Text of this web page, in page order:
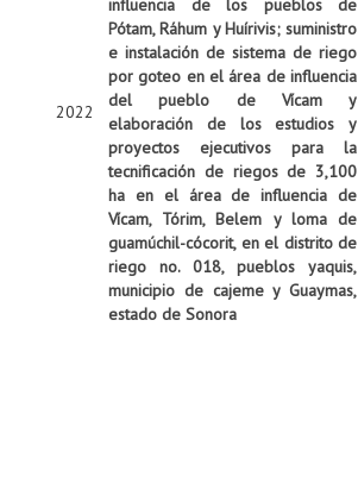
2022
influencia de los pueblos de
Pótam, Ráhum y Huírivis; suministro
e instalación de sistema de riego
por goteo en el área de influencia
del pueblo de Vícam y
elaboración de los estudios y
proyectos ejecutivos para la
tecnificación de riegos de 3,100
ha en el área de influencia de
Vícam, Tórim, Belem y loma de
guamúchil-cócorit, en el distrito de
riego no. 018, pueblos yaquis,
municipio de cajeme y Guaymas,
estado de Sonora